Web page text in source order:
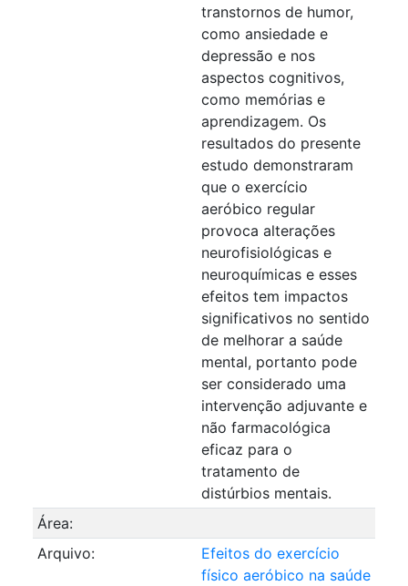
transtornos de humor,
como ansiedade e
depressão e nos
aspectos cognitivos,
como memórias e
aprendizagem. Os
resultados do presente
estudo demonstraram
que o exercício
aeróbico regular
provoca alterações
neurofisiológicas e
neuroquímicas e esses
efeitos tem impactos
significativos no sentido
de melhorar a saúde
mental, portanto pode
ser considerado uma
intervenção adjuvante e
não farmacológica
eficaz para o
tratamento de
distúrbios mentais.
Área:
Arquivo:
Efeitos do exercício
físico aeróbico na saúde